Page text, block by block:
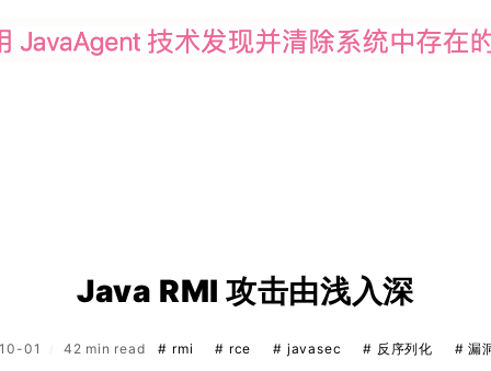
Java RMI 攻击由浅入深
01 42 min read # rmi # rce # javasec # 反序列化 # 漏